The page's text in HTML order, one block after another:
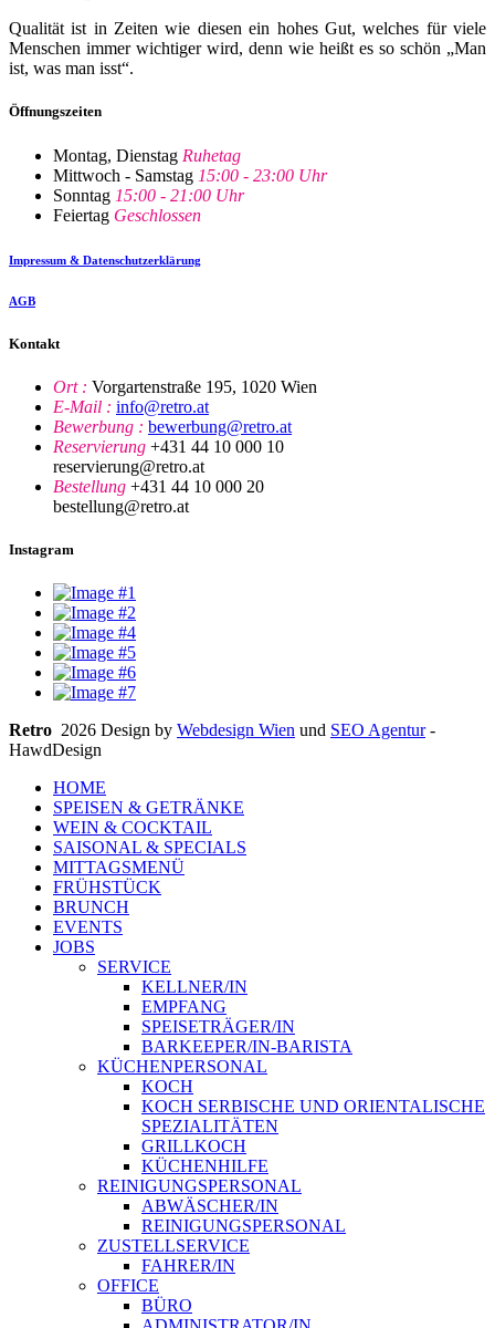
Qualität ist in Zeiten wie diesen ein hohes Gut, welches für viele
Menschen immer wichtiger wird, denn wie heißt es so schön „Man
ist, was man isst“.
Öffnungszeiten
Montag, Dienstag Ruhetag
Mittwoch - Samstag 15:00 - 23:00 Uhr
Sonntag 15:00 - 21:00 Uhr
Feiertag Geschlossen
Impressum & Datenschutzerklärung
AGB
Kontakt
Ort : Vorgartenstraße 195, 1020 Wien
E-Mail : info@retro.at
Bewerbung : bewerbung@retro.at
Reservierung +431 44 10 000 10
reservierung@retro.at
Bestellung +431 44 10 000 20
bestellung@retro.at
Instagram
Retro 2026 Design by Webdesign Wien und SEO Agentur-
HawdDesign
HOME
SPEISEN & GETRÄNKE
WEIN & COCKTAIL
SAISONAL & SPECIALS
MITTAGSMENÜ
FRÜHSTÜCK
BRUNCH
EVENTS
JOBS
SERVICE
KELLNER/IN
EMPFANG
SPEISETRÄGER/IN
BARKEEPER/IN-BARISTA
KÜCHENPERSONAL
KOCH
KOCH SERBISCHE UND ORIENTALISCHE
SPEZIALITÄTEN
GRILLKOCH
KÜCHENHILFE
REINIGUNGSPERSONAL
ABWÄSCHER/IN
REINIGUNGSPERSONAL
ZUSTELLSERVICE
FAHRER/IN
OFFICE
BÜRO